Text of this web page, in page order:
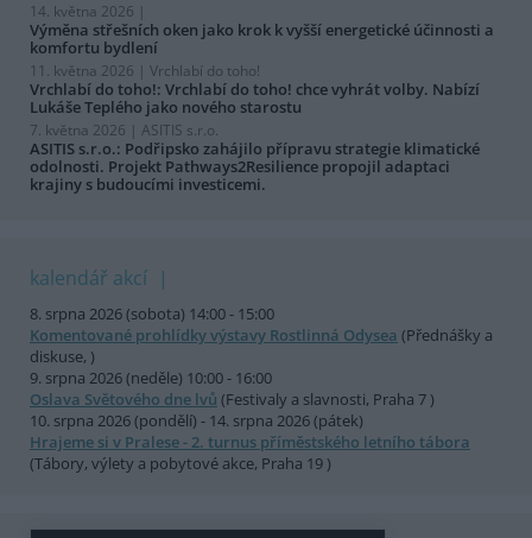
14. května 2026 |
Výměna střešních oken jako krok k vyšší energetické účinnosti a
komfortu bydlení
11. května 2026 | Vrchlabí do toho!
Vrchlabí do toho!: Vrchlabí do toho! chce vyhrát volby. Nabízí
Lukáše Teplého jako nového starostu
7. května 2026 | ASITIS s.r.o.
ASITIS s.r.o.: Podřipsko zahájilo přípravu strategie klimatické
odolnosti. Projekt Pathways2Resilience propojil adaptaci
krajiny s budoucími investicemi.
kalendář akcí
8. srpna 2026 (sobota) 14:00 - 15:00
Komentované prohlídky výstavy Rostlinná Odysea (Přednášky a
diskuse, )
9. srpna 2026 (neděle) 10:00 - 16:00
Oslava Světového dne lvů (Festivaly a slavnosti, Praha 7 )
10. srpna 2026 (pondělí) - 14. srpna 2026 (pátek)
Hrajeme si v Pralese - 2. turnus příměstského letního tábora
(Tábory, výlety a pobytové akce, Praha 19 )